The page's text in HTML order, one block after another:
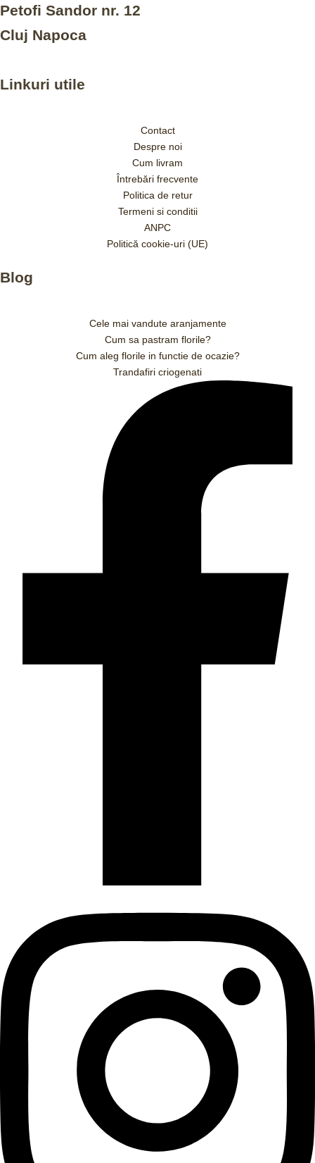
Petofi Sandor nr. 12
Cluj Napoca
Linkuri utile
Contact
Despre noi
Cum livram
Întrebări frecvente
Politica de retur
Termeni si conditii
ANPC
Politică cookie-uri (UE)
Blog
Cele mai vandute aranjamente
Cum sa pastram florile?
Cum aleg florile in functie de ocazie?
Trandafiri criogenati